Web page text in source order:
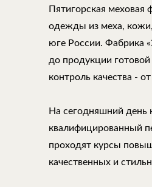
Пятигорская меховая
одежды из меха,
юге России. Фабрика
до продукции
контроль качества -
На сегодняшний день
квалифицированный
проходят курсы
качественных и